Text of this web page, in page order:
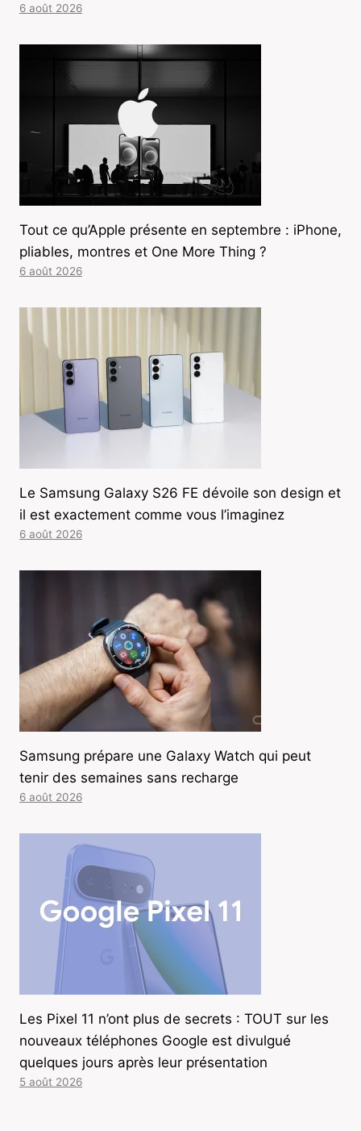
6 août 2026
Tout ce qu’Apple présente en septembre : iPhone,
pliables, montres et One More Thing ?
6 août 2026
Le Samsung Galaxy S26 FE dévoile son design et
il est exactement comme vous l’imaginez
6 août 2026
Samsung prépare une Galaxy Watch qui peut
tenir des semaines sans recharge
6 août 2026
Les Pixel 11 n’ont plus de secrets : TOUT sur les
nouveaux téléphones Google est divulgué
quelques jours après leur présentation
5 août 2026